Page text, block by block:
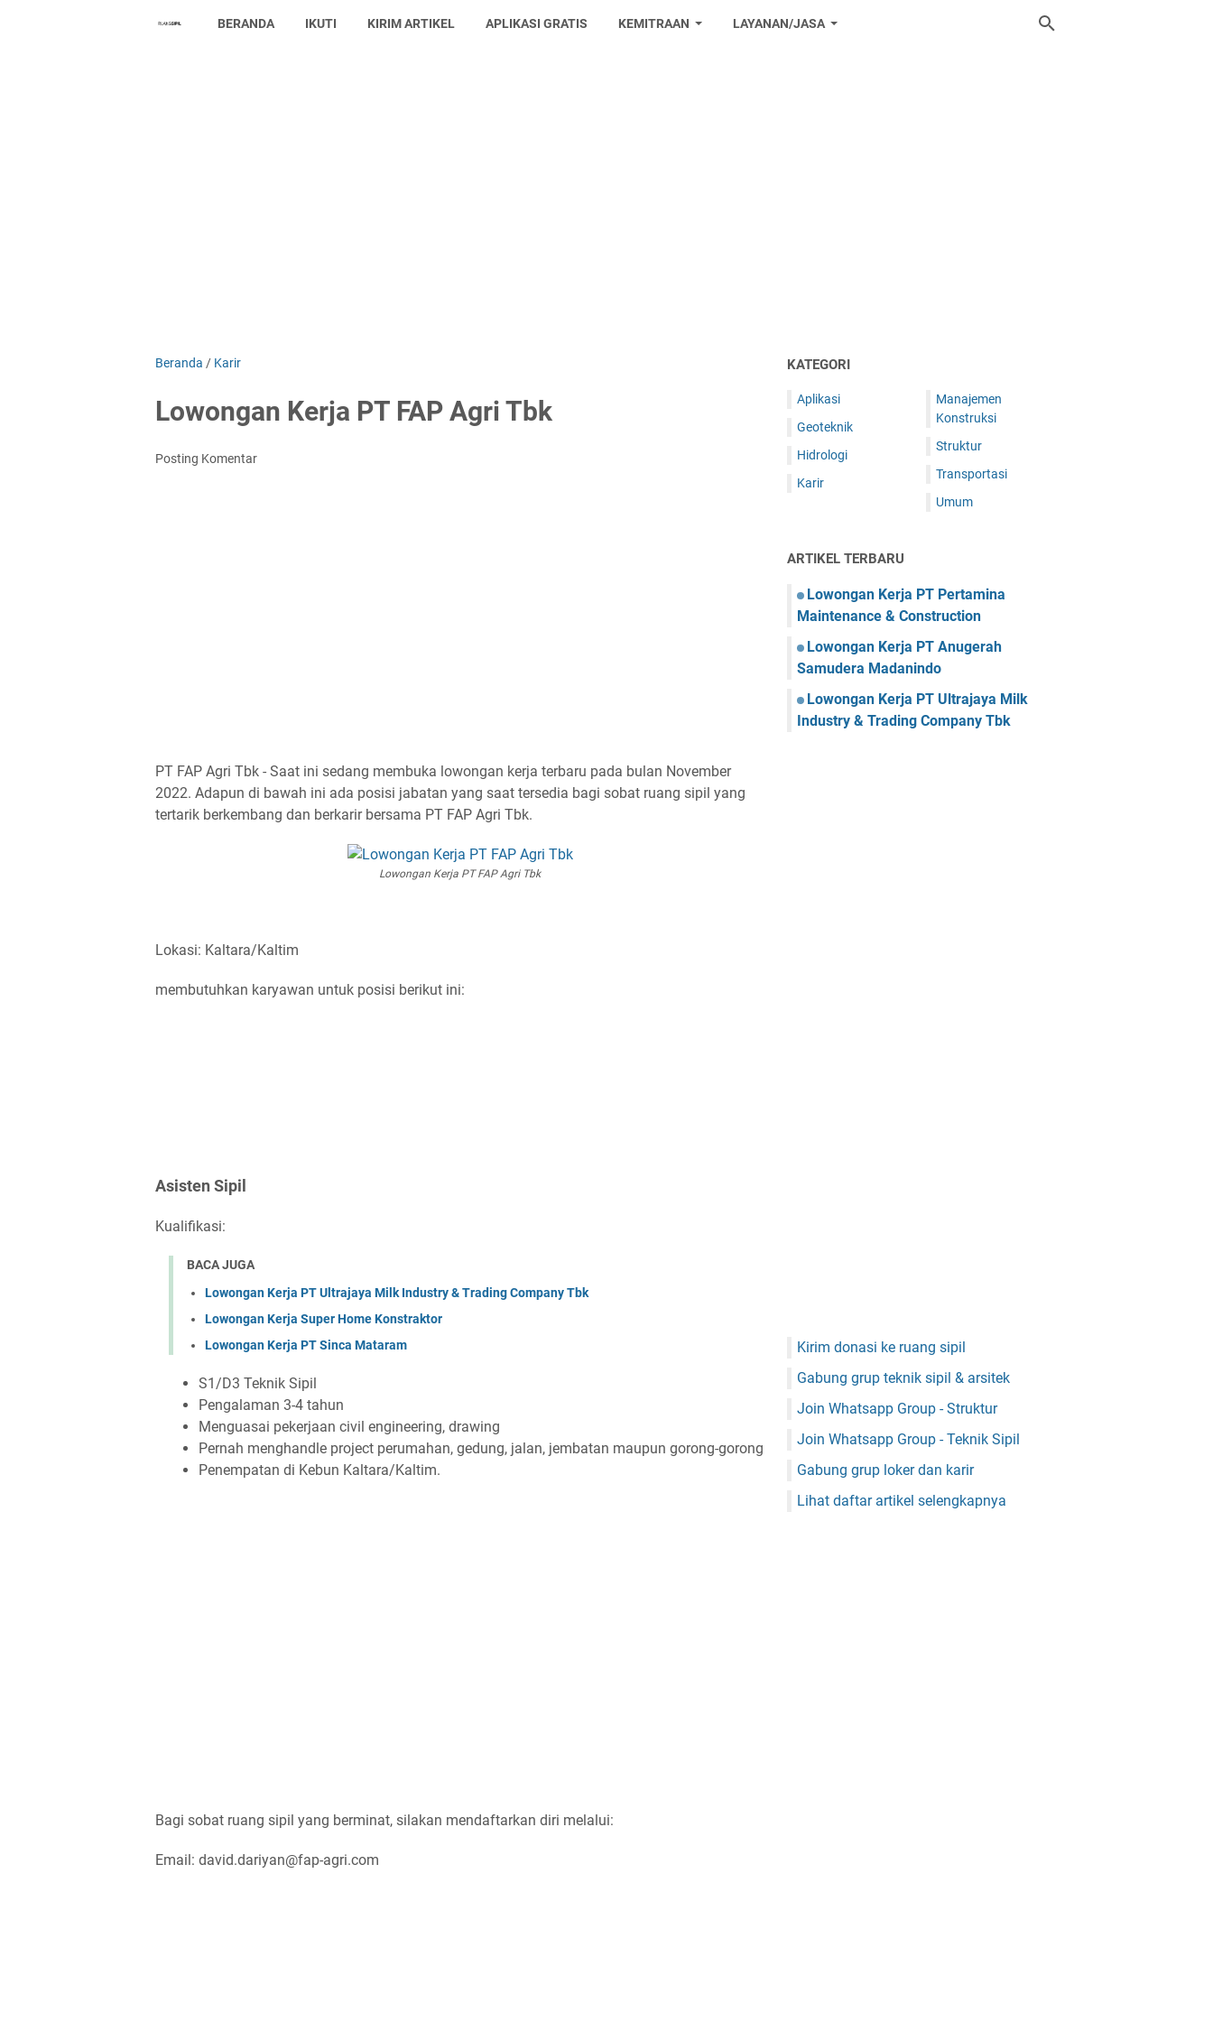
BERANDA IKUTI KIRIM ARTIKEL APLIKASI GRATIS KEMITRAAN LAYANAN/JASA
Beranda / Karir
Lowongan Kerja PT FAP Agri Tbk
Posting Komentar
PT FAP Agri Tbk - Saat ini sedang membuka lowongan kerja terbaru pada bulan November
2022. Adapun di bawah ini ada posisi jabatan yang saat tersedia bagi sobat ruang sipil yang
tertarik berkembang dan berkarir bersama PT FAP Agri Tbk.
Lowongan Kerja PT FAP Agri Tbk
Lokasi: Kaltara/Kaltim
membutuhkan karyawan untuk posisi berikut ini:
Asisten Sipil
Kualifikasi:
BACA JUGA
Lowongan Kerja PT Ultrajaya Milk Industry & Trading Company Tbk
Lowongan Kerja Super Home Konstraktor
Lowongan Kerja PT Sinca Mataram
S1/D3 Teknik Sipil
Pengalaman 3-4 tahun
Menguasai pekerjaan civil engineering, drawing
Pernah menghandle project perumahan, gedung, jalan, jembatan maupun gorong-gorong
Penempatan di Kebun Kaltara/Kaltim.
Bagi sobat ruang sipil yang berminat, silakan mendaftarkan diri melalui:
Email: david.dariyan@fap-agri.com
KATEGORI
Aplikasi
Geoteknik
Hidrologi
Karir
Manajemen
Konstruksi
Struktur
Transportasi
Umum
ARTIKEL TERBARU
Lowongan Kerja PT Pertamina
Maintenance & Construction
Lowongan Kerja PT Anugerah
Samudera Madanindo
Lowongan Kerja PT Ultrajaya Milk
Industry & Trading Company Tbk
Kirim donasi ke ruang sipil
Gabung grup teknik sipil & arsitek
Join Whatsapp Group - Struktur
Join Whatsapp Group - Teknik Sipil
Gabung grup loker dan karir
Lihat daftar artikel selengkapnya